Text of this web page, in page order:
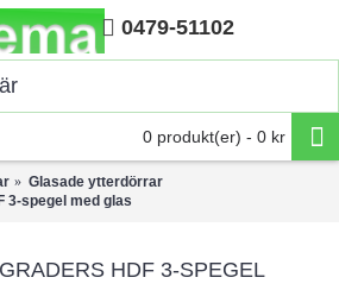
0479-51102
0 produkt(er) - 0 kr
Glasade ytterdörrar
3-spegel med glas
HDF 3-SPEGEL